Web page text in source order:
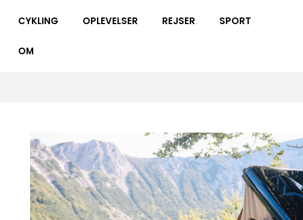
CYKLING OPLEVELSER REJSER SPORT
OM